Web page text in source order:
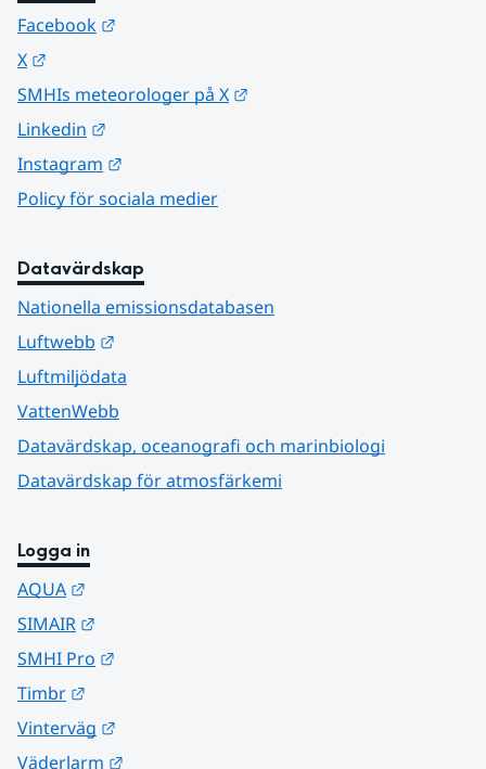
Facebook
X
SMHIs meteorologer på X
Linkedin
Instagram
Policy för sociala medier
Datavärdskap
Nationella emissionsdatabasen
Luftwebb
Luftmiljödata
VattenWebb
Datavärdskap, oceanografi och marinbiologi
Datavärdskap för atmosfärkemi
Logga in
AQUA
SIMAIR
SMHI Pro
Timbr
Vinterväg
Väderlarm